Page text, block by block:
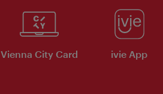
Vienna City Card ivie App